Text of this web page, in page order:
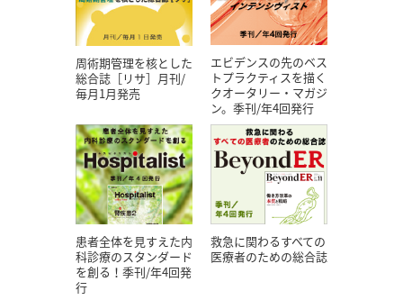
周術期管理を核とした
総合誌［リサ］月刊/
毎月1月発売
エビデンスの先のベス
トプラクティスを描く
クオータリー・マガジ
ン。季刊/年4回発行
患者全体を見すえた内
科診療のスタンダード
を創る！季刊/年4回発
行
救急に関わるすべての
医療者のための総合誌